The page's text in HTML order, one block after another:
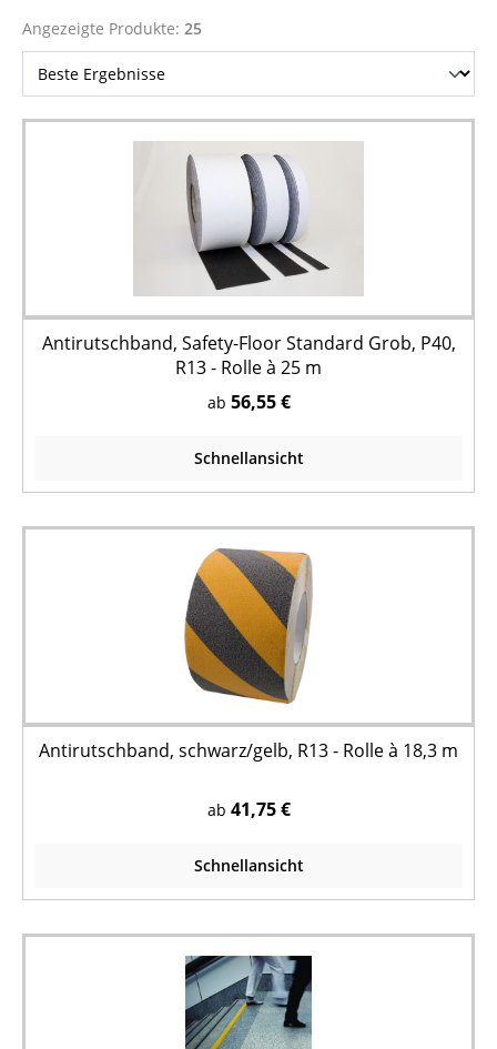
Angezeigte Produkte: 25
Antirutschband, Safety-Floor Standard Grob, P40,
R13 - Rolle à 25 m
ab 56,55 €
Schnellansicht
Antirutschband, schwarz/gelb, R13 - Rolle à 18,3 m
ab 41,75 €
Schnellansicht